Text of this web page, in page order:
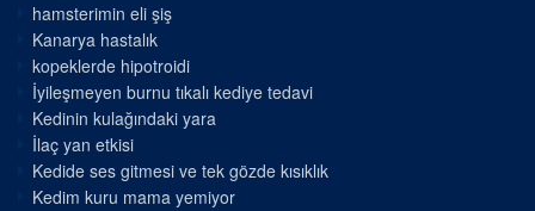
hamsterimin eli şiş
Kanarya hastalık
kopeklerde hipotroidi
İyileşmeyen burnu tıkalı kediye tedavi
Kedinin kulağındaki yara
İlaç yan etkisi
Kedide ses gitmesi ve tek gözde kısıklık
Kedim kuru mama yemiyor